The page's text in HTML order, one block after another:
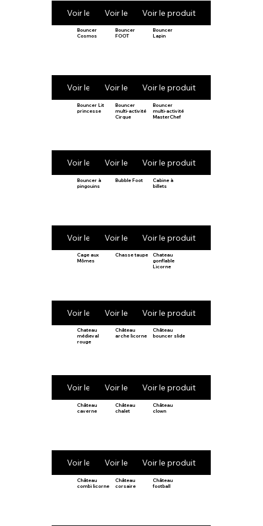
Voir le produitVoir le produitVoir le produit
Bouncer
Cosmos
Voir le produit
Bouncer
FOOT
Voir le produit
Bouncer
Lapin
Voir le produit
Bouncer Lit
princesse
Voir le produit
Bouncer
multi-activité
Cirque
Voir le produit
Bouncer
multi-activité
MasterChef
Voir le produit
Bouncer à
pingouins
Voir le produit
Bubble Foot
Voir le produit
Cabine à
billets
Voir le produit
Cage aux
Mômes
Voir le produit
Chasse taupe
Voir le produit
Chateau
gonflable
Licorne
Voir le produit
Chateau
médieval
rouge
Voir le produit
Château
arche licorne
Voir le produit
Château
bouncer slide
Voir le produit
Château
caverne
Voir le produit
Château
chalet
Voir le produit
Château
clown
Voir le produit
Château
combi licorne
Château
corsaire
Château
football